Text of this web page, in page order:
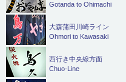
Gotanda to Ohimachi
大森蒲田川崎ライン
Ohmori to Kawasaki
西行き中央線方面
Chuo-Line